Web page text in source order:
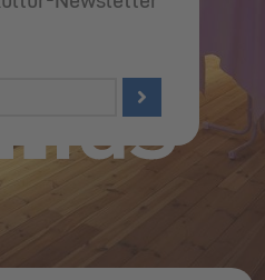
Ihre
E-
Mail
Adresse